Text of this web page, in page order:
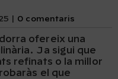
0 comentaris
ofereix una
Ja sigui que
refinats o la millor
el que